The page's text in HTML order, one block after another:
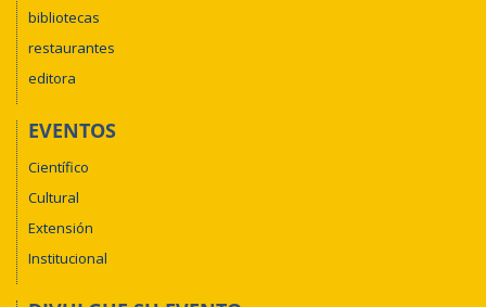
bibliotecas
restaurantes
editora
EVENTOS
Científico
Cultural
Extensión
Institucional